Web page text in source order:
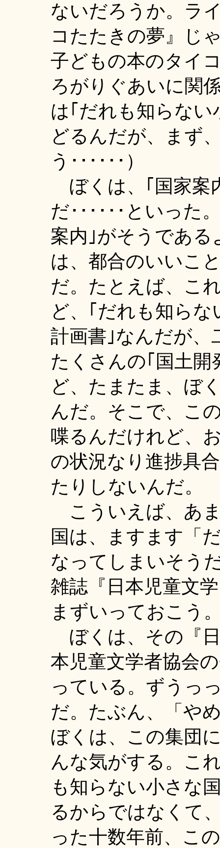
ないだろうか。ラ
コたたきの夢』じ
子どもの本のタイ
ろがりぐあいに関
は｢だれも知らない
どるんだが、まず
う･･････）
ぼくは、｢国家案
だ･･････といった
案内｣がそうである
は、都合のいいこ
だ。たとえば、こ
ど、｢だれも知ら
計画書｣なんだが、
たくさんの｢国土
ど、たまたま、ぼ
んだ。そこで、こ
喋るんだけれど、
の状況なり進捗具
たりしないんだ。
こういえば、あ
国は、ますます「
なってしまいそう
雑誌『日本児童文
まずいっておこう
ぼくは、その『
本児童文学者協会
っている。ずうっ
だ。たぶん、「や
ぼくは、この集団
んな気がする。こ
も知らない小さな
るからではなくて
った十数年前、こ